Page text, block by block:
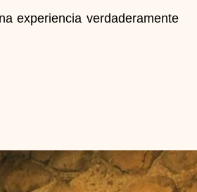
experiencia verdaderamente